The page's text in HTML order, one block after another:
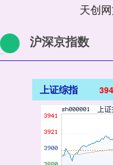
天创
沪深京指数
上证综指